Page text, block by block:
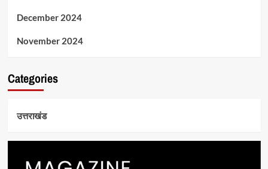
December 2024
November 2024
Categories
उत्तराखंड